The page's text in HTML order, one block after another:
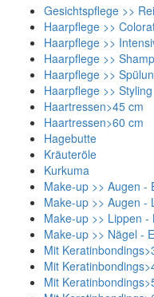
Gesichtspflege >>
Haarpflege >>
Haarpflege >>
Haarpflege >>
Haarpflege >>
Haarpflege >> Styling
Haartressen>45 cm
Haartressen>60 cm
Hagebutte
Kräuteröle
Kurkuma
Make-up >> Augen -
Make-up >> Augen -
Make-up >> Lippen -
Make-up >> Nägel -
Mit
Mit
Mit